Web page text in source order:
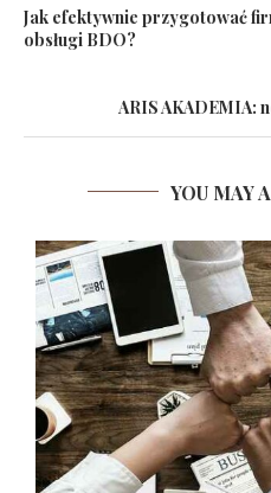
Jak efektywnie przygotować
obsługi BDO?
ARIS AKADEMIA:
YOU MAY